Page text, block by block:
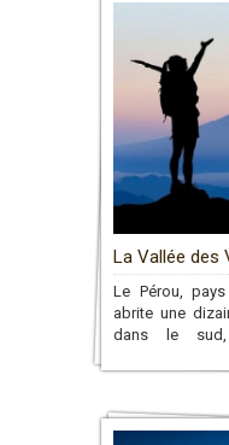
La Vallée des
Le Pérou,
abrite une
dans le
authentique
pays, le